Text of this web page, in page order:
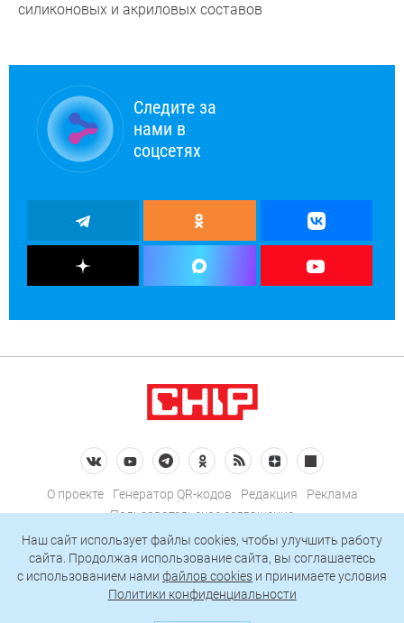
силиконовых и акриловых составов
Следите за
нами в
соцсетях
О проекте Генератор QR-кодов Редакция
Реклама
Пользовательское соглашение
Политика конфиденциальности
Подписаться на рассылку
Наш сайт использует файлы cookies, чтобы улучшить работу
сайта. Продолжая использование сайта, вы соглашаетесь
c использованием нами файлов cookies и принимаете условия
Политики конфиденциальности